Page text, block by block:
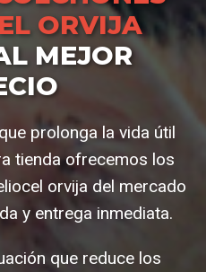
ORVIJA
MEJOR
prolonga la vida útil
tienda ofrecemos los
orvija del mercado
y entrega inmediata.
que reduce los